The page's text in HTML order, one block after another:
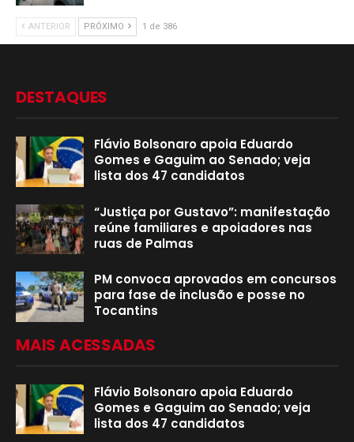
ANTERIOR PRÓXIMO 1 de 386
DESTAQUES
Flávio Bolsonaro apoia Eduardo
Gomes e Gaguim ao Senado; veja
lista dos 47 candidatos
“Justiça por Gustavo”: manifestação
reúne familiares e apoiadores nas
ruas de Palmas
PM convoca aprovados em concursos
para fase de inclusão e posse no
Tocantins
MAIS ACESSADAS
Flávio Bolsonaro apoia Eduardo
Gomes e Gaguim ao Senado; veja
lista dos 47 candidatos